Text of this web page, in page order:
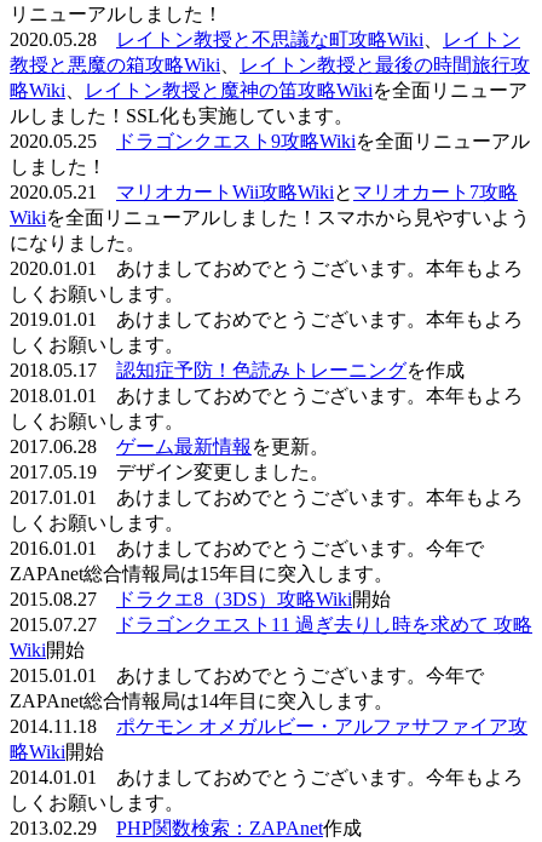
リニューアルしました！
2020.05.28
レイトン教授と不思議な町攻略Wiki
レイトン
教授と悪魔の箱攻略Wiki
レイトン教授と最後の時間旅行攻
略Wiki
レイトン教授と魔神の笛攻略Wikiを全面リニューア
ルしました！SSL化も実施しています。
2020.05.25
ドラゴンクエスト9攻略Wikiを全面リニューアル
しました！
2020.05.21 マリオカートWii攻略Wikiと マリオカート7攻略
Wikiを全面リニューアルしました！スマホから見やすいよう
になりました。
2020.01.01 あけましておめでとうございます。本年もよろ
しくお願いします。
2019.01.01 あけましておめでとうございます。本年もよろ
しくお願いします。
2018.05.17 認知症予防！色読みトレーニングを作成
2018.01.01 あけましておめでとうございます。本年もよろ
しくお願いします。
2017.06.28 ゲーム最新情報 を更新。
2017.05.19 デザイン変更しました。
2017.01.01 あけましておめでとうございます。本年もよろ
しくお願いします。
2016.01.01 あけましておめでとうございます。今年で
ZAPAnet総合情報局は15年目に突入します。
2015.08.27
ドラクエ8（3DS）攻略Wiki開始
2015.07.27
ドラゴンクエスト11 過ぎ去りし時を求めて 攻略
Wiki開始
2015.01.01 あけましておめでとうございます。今年で
ZAPAnet総合情報局は14年目に突入します。
2014.11.18 ポケモン オメガルビー・アルファサファイア攻
略Wiki開始
2014.01.01 あけましておめでとうございます。今年もよろ
しくお願いします。
2013.02.29 PHP関数検索：ZAPAnet作成